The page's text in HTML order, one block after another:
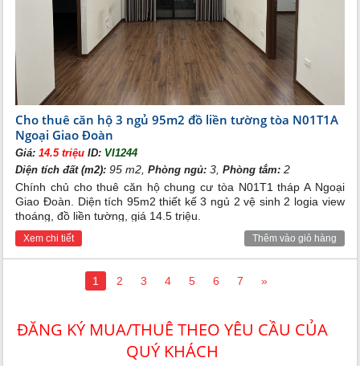
Tiện ích ngoại khu Ngoại Giao Đoàn
dự án lớn như Khu đô thị Tây Hồ Tây, Công Viên Hữu Nghị,
công Viên Hòa Bình, khu biệt thự Vườn Đào...Cạnh khu đô thị
mới Ciputra Tây Hồ, khu đô thị Thành Phố Giao Lưu, KĐT
Cho thuê căn hộ 3 ngủ 95m2 đồ liền tường tòa N01T1A
Ngoại Giao Đoàn
Giá:14.5 triệuID: VI1244
Diện tích đất (m2): 95 m2,Phòng ngủ: 3,Phòng tắm: 2
Chính chủ cho thuê căn hộ chung cư tòa N01T1 tháp A Ngoại
Giao Đoàn. Diện tích 95m2 thiết kế 3 ngủ 2 vệ sinh 2 logia view
thoáng, đồ liền tường, giá 14.5 triệu.
Xem chi tiết Thêm vào giỏ hàng
1 2 3 4 5 6 7 »
ĐĂNG KÝ MUA/THUÊ THEO YÊU CẦU CỦA
QUÝ KHÁCH